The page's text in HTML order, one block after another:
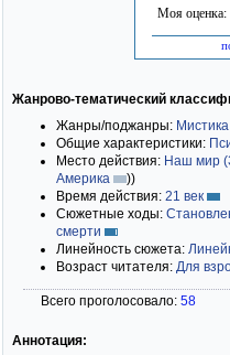
Моя оценка:
Жанрово-тематический
Жанры/поджанры: Мистика
Общие характеристики:
Место действия: Наш мир
Америка
))
Время действия: 21 век
Сюжетные ходы:
смерти
Линейность сюжета:
Возраст читателя: Для
Всего проголосовало: 58
Аннотация: